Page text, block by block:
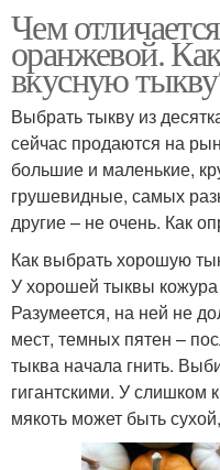
Чем
оранжевой.
вкусную
Выбрать тыкву из
сейчас продаются на
большие и маленькие,
грушевидные, самых
другие – не очень. Как
Как выбрать хорошую
У хорошей тыквы
Разумеется, на ней не
мест, темных пятен –
тыква начала гнить.
гигантскими. У слишком
мякоть может быть